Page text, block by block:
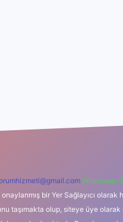
Whatsapp:
bir Yer Sağlayıcı
taşımakta olup, siteye üye